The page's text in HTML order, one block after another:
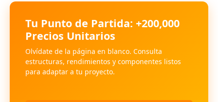
Tu Punto de Partida: +200,000
Precios Unitarios
Olvídate de la página en blanco. Consulta
estructuras, rendimientos y componentes listos
para adaptar a tu proyecto.